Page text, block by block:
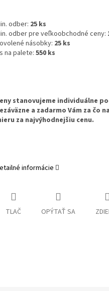
odber: 25 ks
odber pre veľkoobchodné ceny:
násobky: 25 ks
na palete: 550 ks
stanovujeme individuálne
a zadarmo Vám za čo
za najvýhodnejšiu cenu.
informácie
TLAČ OPÝTAŤ SA